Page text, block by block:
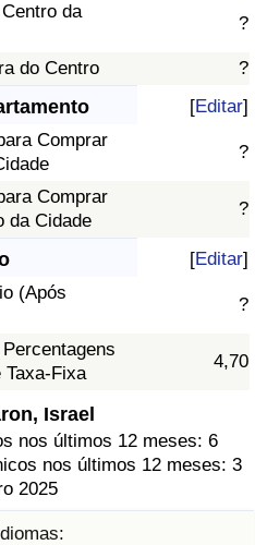
da
?
do Centro ?
[Editar]
Comprar
?
Comprar
da Cidade
?
[Editar]
(Após
?
Taxa-Fixa
4,70
Israel
nos últimos 12 meses: 6
nos últimos 12 meses: 3
2025